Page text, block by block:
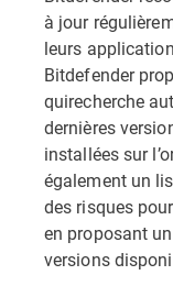
à jour
leurs
Bitdefender
quirecherche
dernières
installées sur
également un
des risques
en proposant
versions